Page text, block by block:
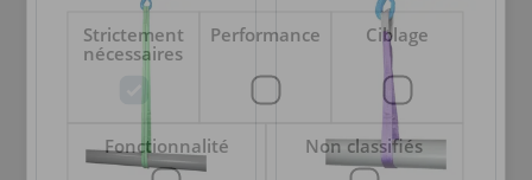
Strictement
nécessaires
Performance Ciblage
Fonctionnalité Non classifiés